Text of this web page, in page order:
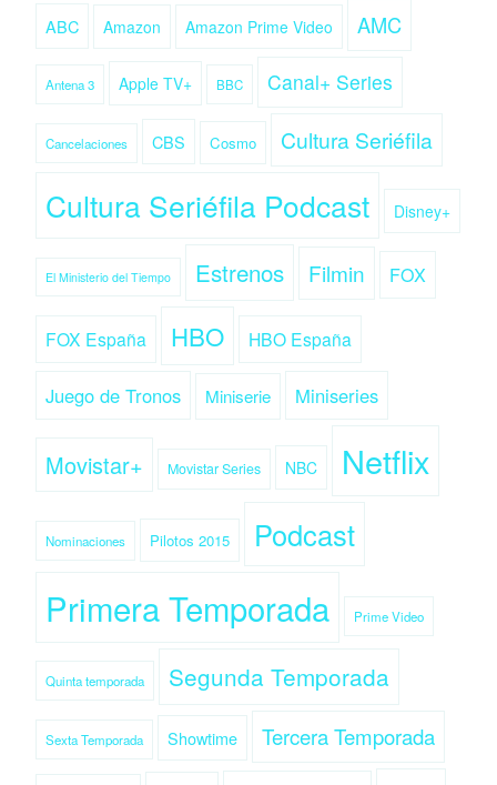
ABC Amazon Amazon Prime Video AMC
Antena 3 Apple TV+ BBC Canal+ Series
Cancelaciones CBS Cosmo Cultura Seriéfila
Cultura Seriéfila Podcast Disney+
El Ministerio del Tiempo Estrenos Filmin FOX
FOX España HBO HBO España
Juego de Tronos Miniserie Miniseries
Movistar+ Movistar Series NBC Netflix
Nominaciones Pilotos 2015 Podcast
Primera Temporada Prime Video
Quinta temporada Segunda Temporada
Sexta Temporada Showtime Tercera Temporada